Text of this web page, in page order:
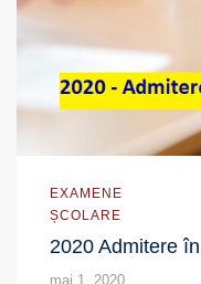
EXAMENE
ȘCOLARE
2020 Admitere
mai 1, 2020